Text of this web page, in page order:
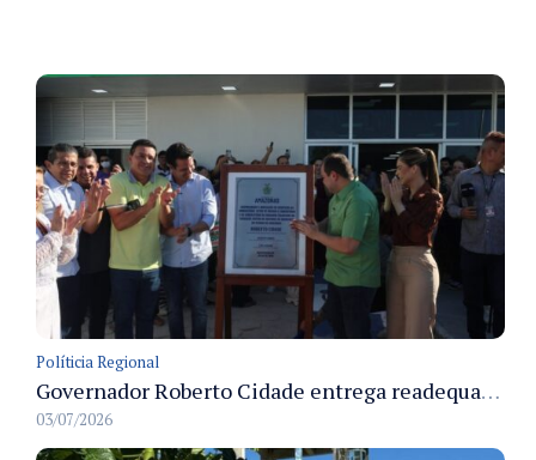
Políticia Regional
Governador Roberto Cidade entrega readequação do ambulatório da FCecon e amplia capacidade de atendimento oncológico em Manaus
03/07/2026